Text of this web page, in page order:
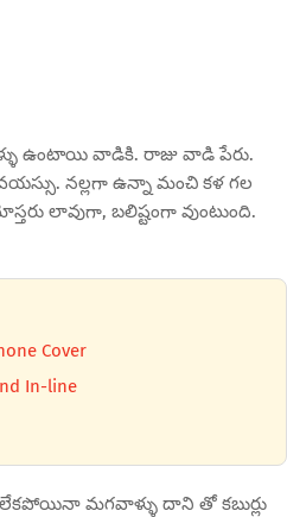
ఉంటాయి వాడికి. రాజు వాడి పేరు.
నల్లగా ఉన్నా మంచి కళ గల
లావుగా, బలిష్టంగా వుంటుంది.
Cover
In-line
మగవాళ్ళు దాని తో కబుర్లు